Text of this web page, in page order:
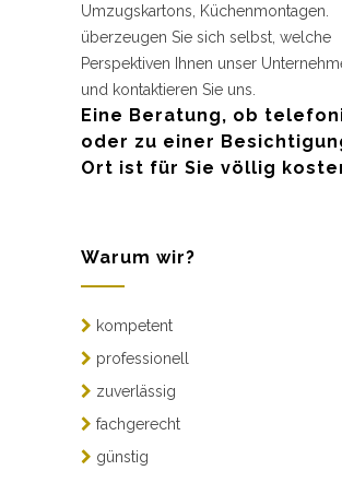
Umzugskartons, Küchenmontagen.
überzeugen Sie sich selbst, welche
Perspektiven Ihnen unser
und kontaktieren Sie uns.
Eine Beratung, ob
oder zu einer
Ort ist für Sie völlig
Warum wir?
kompetent
professionell
zuverlässig
fachgerecht
günstig